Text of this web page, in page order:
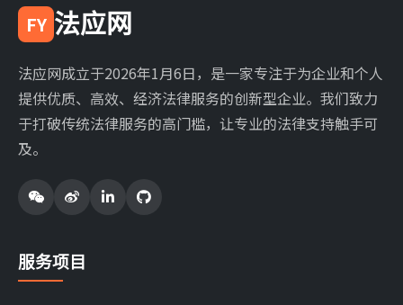
FY 法应网
法应网成立于2026年1月6日，是一家专注于为企业和个人
提供优质、高效、经济法律服务的创新型企业。我们致力
于打破传统法律服务的高门槛，让专业的法律支持触手可
及。
服务项目